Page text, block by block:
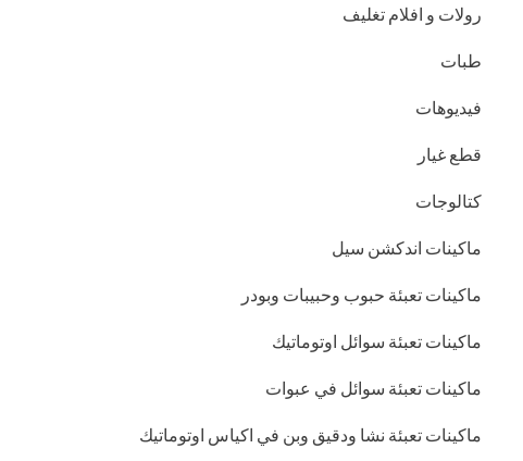
رولات و افلام تغليف
طبات
فيديوهات
قطع غيار
كتالوجات
ماكينات اندكشن سيل
ماكينات تعبئة حبوب وحبيبات وبودر
ماكينات تعبئة سوائل اوتوماتيك
ماكينات تعبئة سوائل في عبوات
ماكينات تعبئة نشا ودقيق وبن في اكياس اوتوماتيك